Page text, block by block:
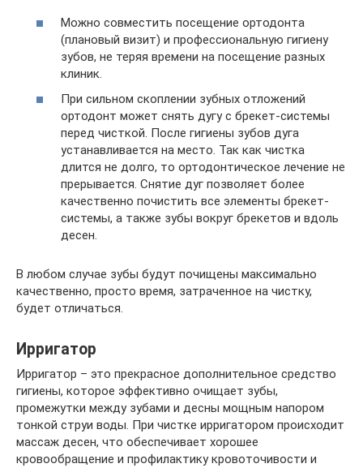
Можно совместить посещение ортодонта
(плановый визит) и профессиональную гигиену
зубов, не теряя времени на посещение разных
клиник.
При сильном скоплении зубных отложений
ортодонт может снять дугу с брекет-системы
перед чисткой. После гигиены зубов дуга
устанавливается на место. Так как чистка
длится не долго, то ортодонтическое лечение не
прерывается. Снятие дуг позволяет более
качественно почистить все элементы брекет-
системы, а также зубы вокруг брекетов и вдоль
десен.
В любом случае зубы будут почищены максимально
качественно, просто время, затраченное на чистку,
будет отличаться.
Ирригатор
Ирригатор – это прекрасное дополнительное средство
гигиены, которое эффективно очищает зубы,
промежутки между зубами и десны мощным напором
тонкой струи воды. При чистке ирригатором происходит
массаж десен, что обеспечивает хорошее
кровообращение и профилактику кровоточивости и